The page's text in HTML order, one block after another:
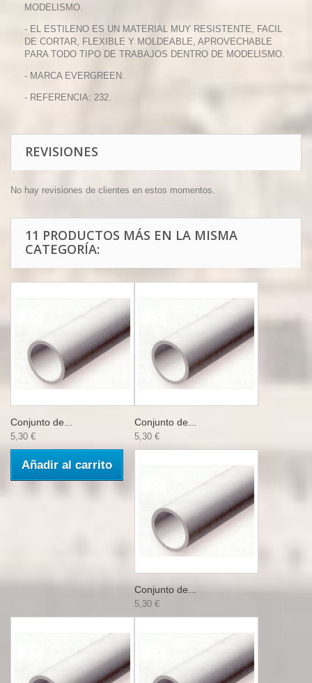
MODELISMO.
- EL ESTILENO ES UN MATERIAL MUY RESISTENTE, FACIL
DE CORTAR, FLEXIBLE Y MOLDEABLE, APROVECHABLE
PARA TODO TIPO DE TRABAJOS DENTRO DE MODELISMO.
- MARCA EVERGREEN.
- REFERENCIA: 232.
REVISIONES
No hay revisiones de clientes en estos momentos.
11 PRODUCTOS MÁS EN LA MISMA
CATEGORÍA:
Conjunto de...
5,30 €
Añadir al carrito
Conjunto de...
5,30 €
Conjunto de...
5,30 €